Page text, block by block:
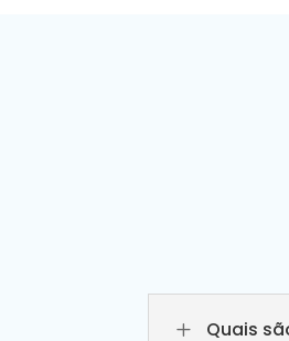
L Quais